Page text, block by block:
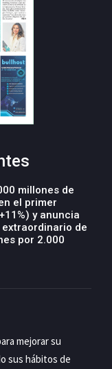
millones de
el primer
y anuncia
de
por 2.000
modelo global
en siete
mejorar su
sus hábitos de